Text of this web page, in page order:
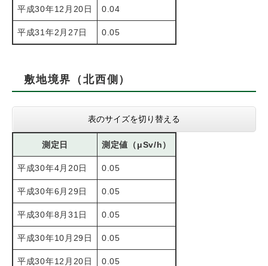
平成30年12月20日 0.04
平成31年2月27日 0.05
敷地境界（北西側）
表のサイズを切り替える
測定日 測定値（μSv/h）
平成30年4月20日 0.05
平成30年6月29日 0.05
平成30年8月31日 0.05
平成30年10月29日 0.05
平成30年12月20日 0.05